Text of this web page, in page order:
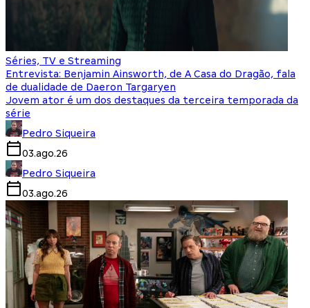
Séries, TV e Streaming
Entrevista: Benjamin Ainsworth, de A Casa do Dragão, fala
de dualidade de Daeron Targaryen
Jovem ator é um dos destaques da terceira temporada da
série
Pedro Siqueira
03.ago.26
Pedro Siqueira
03.ago.26